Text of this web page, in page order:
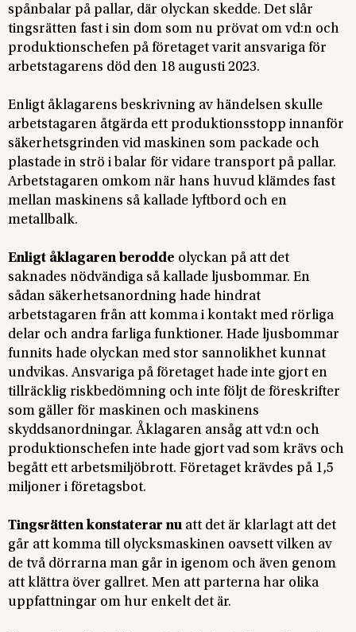
spånbalar på pallar, där olyckan skedde. Det slår
tingsrätten fast i sin dom som nu prövat om vd:n och
produktionschefen på företaget varit ansvariga för
arbetstagarens död den 18 augusti 2023.
Enligt åklagarens beskrivning av händelsen skulle
arbetstagaren åtgärda ett produktionsstopp innanför
säkerhetsgrinden vid maskinen som packade och
plastade in strö i balar för vidare transport på pallar.
Arbetstagaren omkom när hans huvud klämdes fast
mellan maskinens så kallade lyftbord och en
metallbalk.
Enligt åklagaren berodde olyckan på att det
saknades nödvändiga så kallade ljusbommar. En
sådan säkerhetsanordning hade hindrat
arbetstagaren från att komma i kontakt med rörliga
delar och andra farliga funktioner. Hade ljusbommar
funnits hade olyckan med stor sannolikhet kunnat
undvikas. Ansvariga på företaget hade inte gjort en
tillräcklig riskbedömning och inte följt de föreskrifter
som gäller för maskinen och maskinens
skyddsanordningar. Åklagaren ansåg att vd:n och
produktionschefen inte hade gjort vad som krävs och
begått ett arbetsmiljöbrott. Företaget krävdes på 1,5
miljoner i företagsbot.
Tingsrätten konstaterar nu att det är klarlagt att det
går att komma till olycksmaskinen oavsett vilken av
de två dörrarna man går in igenom och även genom
att klättra över gallret. Men att parterna har olika
uppfattningar om hur enkelt det är.